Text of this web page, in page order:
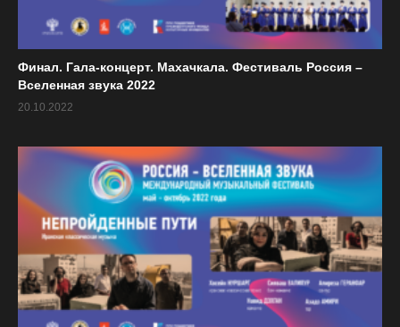
Финал. Гала-концерт. Махачкала. Фестиваль Россия –
Вселенная звука 2022
20.10.2022